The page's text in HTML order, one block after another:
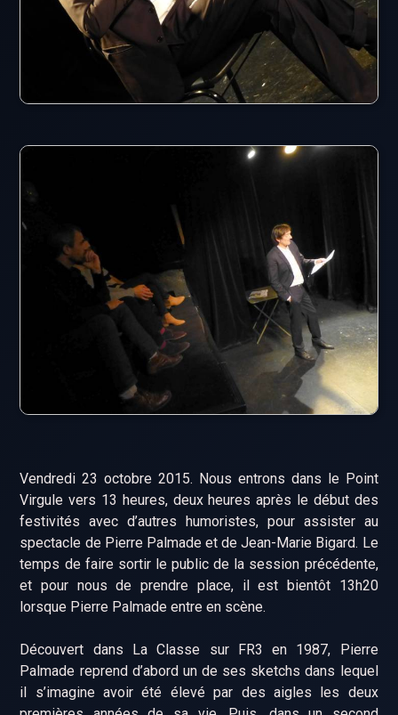
Vendredi 23 octobre 2015. Nous entrons dans le Point
Virgule vers 13 heures, deux heures après le début des
festivités avec d’autres humoristes, pour assister au
spectacle de Pierre Palmade et de Jean-Marie Bigard. Le
temps de faire sortir le public de la session précédente,
et pour nous de prendre place, il est bientôt 13h20
lorsque Pierre Palmade entre en scène.
Découvert dans La Classe sur FR3 en 1987, Pierre
Palmade reprend d’abord un de ses sketchs dans lequel
il s’imagine avoir été élevé par des aigles les deux